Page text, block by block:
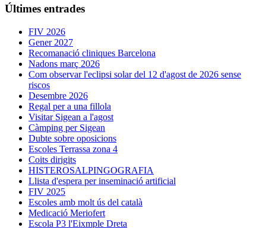
Últimes entrades
FIV 2026
Gener 2027
Recomanació cliniques Barcelona
Nadons març 2026
Com observar l'eclipsi solar del 12 d'agost de 2026 sense
riscos
Desembre 2026
Regal per a una fillola
Visitar Sigean a l'agost
Càmping per Sigean
Dubte sobre oposicions
Escoles Terrassa zona 4
Coits dirigits
HISTEROSALPINGOGRAFIA
Llista d'espera per inseminació artificial
FIV 2025
Escoles amb molt ús del català
Medicació Meriofert
Escola P3 l'Eixmple Dreta